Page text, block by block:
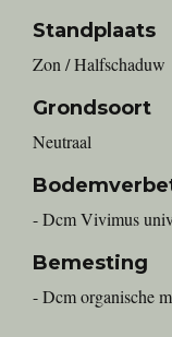
Standplaats
Zon / Halfschaduw
Grondsoort
Neutraal
- Dcm Vivimus
Bemesting
- Dcm organische